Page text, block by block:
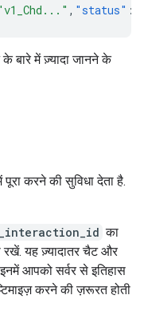
, "status" :
बारे में ज़्यादा जानने के
करने की सुविधा देता है.
का
रखें. यह ज़्यादातर चैट और
आपको सर्वर से इतिहास
करने की ज़रूरत होती